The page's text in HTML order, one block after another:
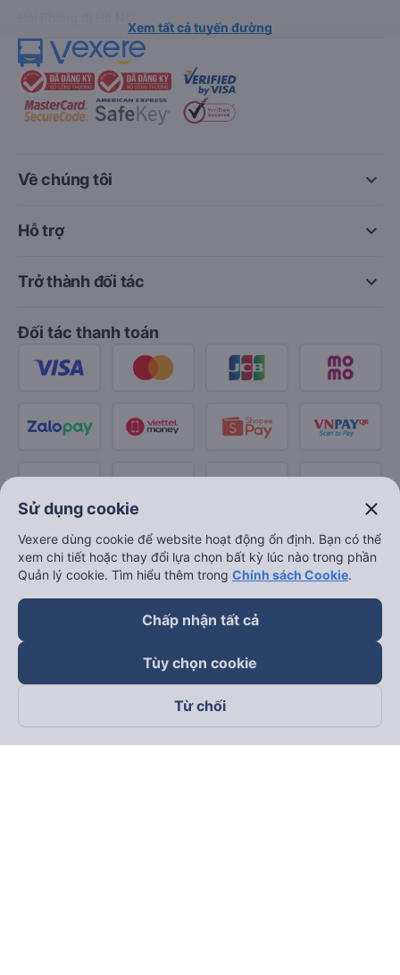
Xem tất cả tuyến đường
keyboard_arrow_down
Về chúng tôi
keyboard_arrow_down
Hỗ trợ
keyboard_arrow_down
Trở thành đối tác
Đối tác thanh toán
Theo dõi chúng tôi trên
Sử dụng cookie close
Vexere dùng cookie để website hoạt động ổn định. Bạn có thể
xem chi tiết hoặc thay đổi lựa chọn bất kỳ lúc nào trong phần
Quản lý cookie. Tìm hiểu thêm trong Chính sách Cookie.
Chấp nhận tất cả
Tùy chọn cookie
Từ chối